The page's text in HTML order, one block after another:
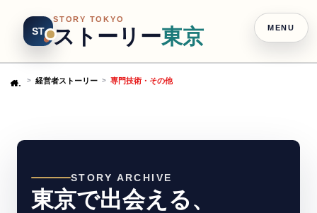
ST
STORY TOKYO
ストーリー東京
Home 経営者ストーリー 専門技術・その他
STORY ARCHIVE
東京で出会える、
MENU